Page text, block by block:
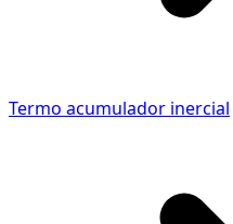
Termo acumulador inercial